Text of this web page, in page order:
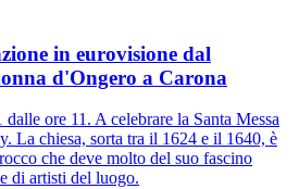
in eurovisione dal
d'Ongero a Carona
dalle ore 11. A celebrare la Santa Messa
La chiesa, sorta tra il 1624 e il 1640, è
che deve molto del suo fascino
di artisti del luogo.